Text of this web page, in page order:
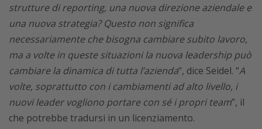
strutture di reporting, una nuova direzione aziendale e
una nuova strategia? Questo non significa
necessariamente che bisogna cambiare subito lavoro,
ma a volte in queste situazioni la nuova leadership può
cambiare la dinamica di tutta l’azienda“, dice Seidel. “A
volte, soprattutto con i cambiamenti ad alto livello, i
nuovi leader vogliono portare con sé i propri team”, il
che potrebbe tradursi in un licenziamento.